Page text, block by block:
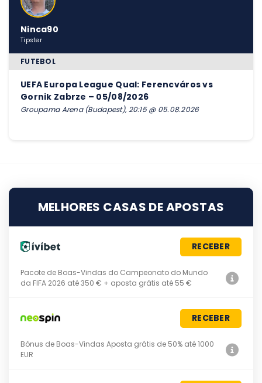
Ninca90
Tipster
FUTEBOL
UEFA Europa League Qual: Ferencváros vs
Gornik Zabrze – 05/08/2026
Groupama Arena (Budapest), 20:15 @ 05.08.2026
MELHORES CASAS DE APOSTAS
RECEBER
Pacote de Boas-Vindas do Campeonato do Mundo
da FIFA 2026 até 350 € + aposta grátis até 55 €
RECEBER
Bónus de Boas-Vindas Aposta grátis de 50% até 1000
EUR